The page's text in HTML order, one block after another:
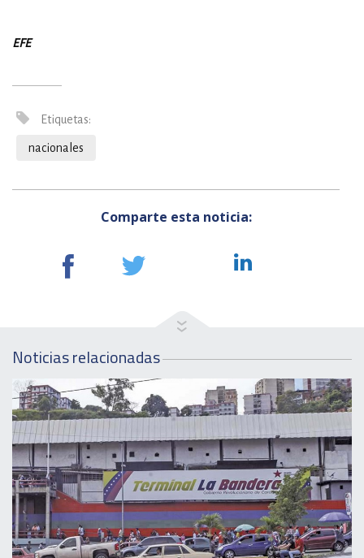
EFE
Etiquetas:
nacionales
Comparte esta noticia:
Noticias relacionadas